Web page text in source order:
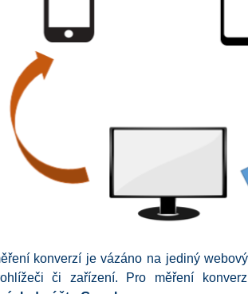
konverzí je vázáno na jediný
či zařízení. Pro měření